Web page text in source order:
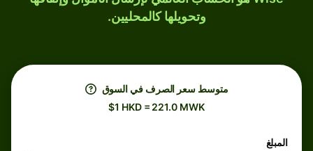
وتحويلها كالمحليين.
متوسط ​​سعر الصرف في السوق
$1 HKD = 221.0 MWK
المبلغ